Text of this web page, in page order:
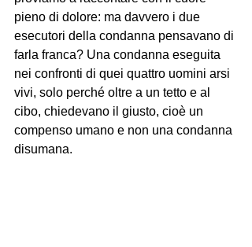
pieno di dolore: ma davvero i due
esecutori della condanna pensavano di
farla franca? Una condanna eseguita
nei confronti di quei quattro uomini arsi
vivi, solo perché oltre a un tetto e al
cibo, chiedevano il giusto, cioè un
compenso umano e non una condanna
disumana.